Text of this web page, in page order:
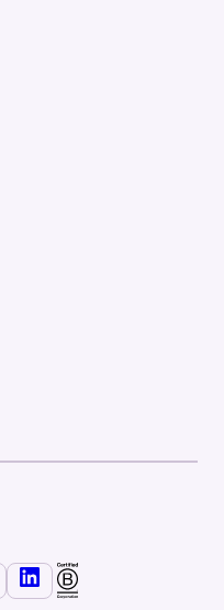
MediumLinkedIn